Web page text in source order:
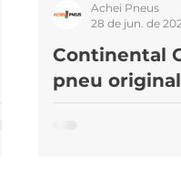
Continental
pneu
Achei Pneus
28 de jun. de